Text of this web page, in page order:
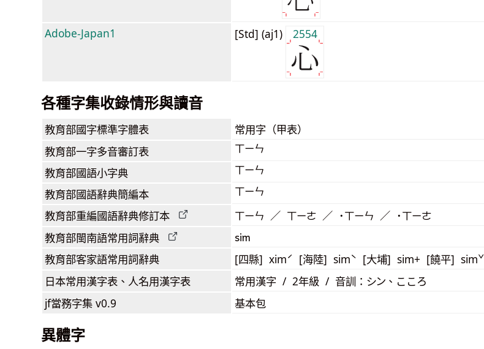
Adobe-Japan1 [Std] (aj1) 2554
各種字集收錄情形與讀音
教育部國字標準字體表 常用字（甲表）
教育部一字多音審訂表 ㄒㄧㄣ
教育部國語小字典 ㄒㄧㄣ
教育部國語辭典簡編本 ㄒㄧㄣ
教育部重編國語辭典修訂本 ㄒㄧㄣ ／ ㄒㄧㄜ ／ ˙ㄒㄧㄣ ／ ˙ㄒㄧㄜ
教育部閩南語常用詞辭典 sim
教育部客家語常用詞辭典 [四縣] ximˊ [海陸] simˋ [大埔] sim+ [饒平]
日本常用漢字表 、人名用漢字表 常用漢字 / 2年級 / 音訓：シン、こころ
jf當務字集 v0.9 基本包
異體字